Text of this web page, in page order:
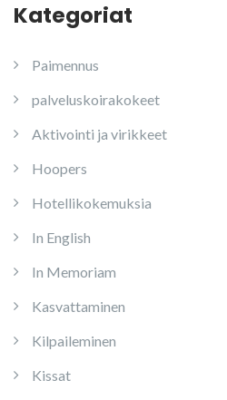
Kategoriat
Paimennus
palveluskoirakokeet
Aktivointi ja virikkeet
Hoopers
Hotellikokemuksia
In English
In Memoriam
Kasvattaminen
Kilpaileminen
Kissat